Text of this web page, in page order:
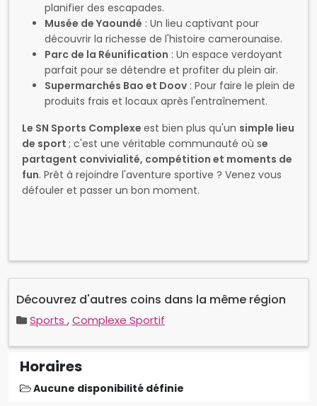
planifier des escapades.
Musée de Yaoundé : Un lieu captivant pour
découvrir la richesse de l'histoire camerounaise.
Parc de la Réunification : Un espace verdoyant
parfait pour se détendre et profiter du plein air.
Supermarchés Bao et Doov : Pour faire le plein de
produits frais et locaux après l'entraînement.
Le SN Sports Complexe est bien plus qu'un simple lieu
de sport ; c'est une véritable communauté où se
partagent convivialité, compétition et moments de
fun. Prêt à rejoindre l'aventure sportive ? Venez vous
défouler et passer un bon moment.
Découvrez d'autres coins dans la même région
Sports ,Complexe Sportif
Horaires
Aucune disponibilité définie